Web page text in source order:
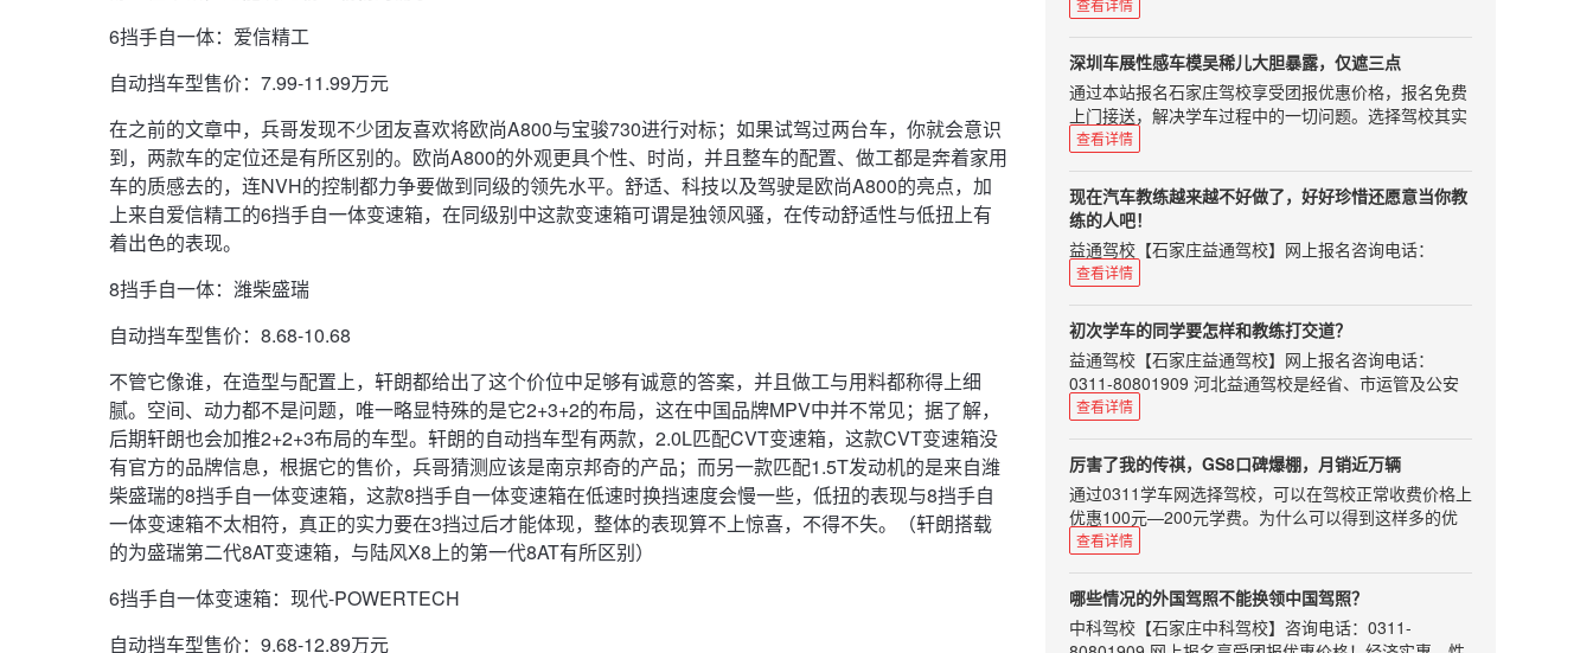
6挡手自一体：爱信精工
自动挡车型售价：7.99-11.99万元
在之前的文章中，兵哥发现不少团友喜欢将欧尚A800与宝骏730进行对标；如果试驾过两台车，你就会意识
到，两款车的定位还是有所区别的。欧尚A800的外观更具个性、时尚，并且整车的配置、做工都是奔着家用
车的质感去的，连NVH的控制都力争要做到同级的领先水平。舒适、科技以及驾驶是欧尚A800的亮点，加
上来自爱信精工的6挡手自一体变速箱，在同级别中这款变速箱可谓是独领风骚，在传动舒适性与低扭上有
着出色的表现。
8挡手自一体：潍柴盛瑞
自动挡车型售价：8.68-10.68
不管它像谁，在造型与配置上，轩朗都给出了这个价位中足够有诚意的答案，并且做工与用料都称得上细
腻。空间、动力都不是问题，唯一略显特殊的是它2+3+2的布局，这在中国品牌MPV中并不常见；据了解，
后期轩朗也会加推2+2+3布局的车型。轩朗的自动挡车型有两款，2.0L匹配CVT变速箱，这款CVT变速箱没
有官方的品牌信息，根据它的售价，兵哥猜测应该是南京邦奇的产品；而另一款匹配1.5T发动机的是来自潍
柴盛瑞的8挡手自一体变速箱，这款8挡手自一体变速箱在低速时换挡速度会慢一些，低扭的表现与8挡手自
一体变速箱不太相符，真正的实力要在3挡过后才能体现，整体的表现算不上惊喜，不得不失。（轩朗搭载
的为盛瑞第二代8AT变速箱，与陆风X8上的第一代8AT有所区别）
6挡手自一体变速箱：现代-POWERTECH
自动挡车型售价：9.68-12.89万元
国家环境保护部机动车环保网进行查询，就可以知道你
吗?在正常情况下，国四的二手车是能在本市进行过户
转让的，部分地区也能跨省或跨市转让。不过根据相关
规定，国四车不能买到大气污染防治重点的地区，比如
京津冀、长三角和珠三角等地区。那国五标准实施后，
国四车会降价吗?按理说商家们为了处理国四车的库
存，是会降价的，不过这还是要看各地区的商家们会怎
么做。虽然是可以在国五出台之前抢购一辆国四车，可
是如果你不打算将它开到报废的话，那还是买国五车比
较好。那进口车都符合国五标准码?目前大部分的进口
车排放标准都是符合国五标准的，可是如果完全放开进
口车的话，可能会有中东(尚还采取欧四标准)和不是很
的。因此实施国五标准之后，最好不要再买低于国五标
准的汽车了，否则最后还是自己吃亏。中科驾校温馨提
醒：请广大学车爱好者结合自己的实际情况，比照本文
看看自己是否存在类似问题，思毅学车网希望您早日拿
到驾驶证，不要犯同样的错误，走弯路！
请牵引车准驾车型的，应当在24周岁以上，50周岁以
下；5.申请大型客车准驾车型的，应当在26周岁以上，
50周岁以下。因此如果您年满60周岁，可以申请小型汽
车、小型自动挡汽车、轻便摩托车准驾，这样学完车之
后代步问题就可以很快得到解决，不过很多驾校目前对
于50周岁以上的学员有一定的制约，比如说加收学费，
领先的学车平台，获得了国内知名风险投资的关注，能
帮您一分钟内挑到好的教练，目前受到很多学员的青
睐。0311学车网接到过很多的学员的电话说在最简单的
项目失误了或者在考试中根本不知道该如何操作了，这
本都是可以避免的，最后都挂在了心理问题，总结来说
驾考调整心态最为关键！
看到地线，所以后视镜要调的非常好才行。而我这两次
考试后视镜都调的不好，别的人给我调，对我来讲没
用，只有自己调好。座椅前移可能导致教练讲的看点不
同而造成入库失败，看点有可能要后移。高度近视使我
看地线吃力反映变慢，也会造成入库失败。平时练车轻
松所以基本上倒库成功，考试紧张而导致失败。没事，
加油，我相信自己可以，最后，相信自己一定行。凯达
驾校服务好通过率高，网上预约报名更优惠！学车选驾
校，看重的是什么？价格？服务？还是通过率？这些都
非常重要！0311学车网www.0311xc.cn推荐您选择石家
庄凯达驾校，相信一定不会让你失望的！想要找一所既
优惠，服务又好，通过率又高的驾校，还真应该好好选
务好，保证质量，通过率高！
业务水平会有一定浮动，希望准备学车的朋友根据自身
恼。如果您选择驾校时不知从何处下手可以来电咨询我
们，咨询电话：0311-80801909、85100859，报名选
驾校免费咨询，学车考驾照全程指导！在昨天晚上我对
北汽EC180这款车型进行了续航里程的测试，我的出发
地点是十里河地铁站，目的地是房山区长阳镇首创奥特
莱斯，地图显示全程34公里大约需要50分钟左右。随后
返程也做了续航里程的测试，起点为长阳首创奥特莱
斯，终点为朝阳公园南门。 在昨
天晚上我对北汽EC180这款车型进行了续航里程的测
试，我的出发地点是十里河地铁站，目的地是房山区长
阳镇首创奥特莱斯，地图显示全程34公里大约需要50分
钟左右。 测试时间是昨晚下班后，车辆电量处于满电状
态，行车电脑显示的续航里程为179km。车辆总行驶里
程为361公里。记录完数据之后将小计里程清零开始今
天的测试。 行驶路线并非导航所示，是根据自己熟悉的
路线来走的。在整个测试过程中，车辆一直处于D挡，
段。 在第一段续航测试的过程中，暖风并非全程开启，
属于间歇使用，温暖了就关上，冷了就打开。全程所用
时间约为50分钟（期间有停车等待交通信号灯的时
间），暖风使用时间大约在15分钟左右。 到达目的地
后车辆显示的剩余续航里程为128km，车辆实际行驶的
里程为37.6公里，车辆总里程显示398km。通过计算，
车辆行车电脑显示的续航里程减少了51km。车辆实际
行驶的里程为37.6km，两者之间相差13.4公里。 随后
返程也做了续航里程的测试，起点为长阳首创奥特莱
查看详情
深圳车展性感车模吴稀儿大胆暴露，仅遮三点
通过本站报名石家庄驾校享受团报优惠价格，报名免费
上门接送，解决学车过程中的一切问题。选择驾校其实
很简单：不管您何种的要求，我们都能为您选择最合适
费咨询电话：0311-80801909、85100859！根绝社会
朋友所述，本站小编认真总结认为裕兴驾校是一所性价
比较高的驾校，值得大家选择。选择我们包年满意！严
格按照物价部门的核定收费的，一次性收费，绝无隐性
收费。如果在学车过程中，遇到有个别教练员向学员
“吃、拿、卡、要”，可进行举报，一经查实，将严惩不
怠。
查看详情
现在汽车教练越来越不好做了，好好珍惜还愿意当你教
练的人吧！
益通驾校【石家庄益通驾校】网上报名咨询电话：
0311-80801909 益通驾校配有全新的“雪铁龙”轿车30
亩，配备理论教室、模拟驾驶教室等各项教学管理设施
设备。小编说2016年刚刚过半，大家都能看出来，今年
在机动车驾驶证考试这件事情上改革不断。这件事情，
其实对于学员和汽车教练，都是让人措手不及的。特别
是对于汽车教练来说，今年势必不容易。在这个时候，
请珍惜那些愿意还挥汗如雨为学员当教练的人吧！那么
今年的教练到底难在哪里呢，听小编来给你分析分析：
1学员对自学直考存在误读去年，关于驾考的改革《意
见》出台后，推出了以自学直考为主的驾考改革措施。
这一下子在学员里面炸开了锅，不管是已经报名的学员
还是有意向报名的学员，心里都开始小小的盘算起来。
而且关于自学直考，网上媒体众说纷纭，许多媒体片面
报导可以脱离驾校，自己参加考试；但实际情况是什么
样呢，大家都不清楚。2居住证改革导致招生难最近，
查看详情
初次学车的同学要怎样和教练打交道？
益通驾校【石家庄益通驾校】网上报名咨询电话：
0311-80801909 河北益通驾校是经省、市运管及公安
交通部门正式批准的培训与考场为一体的标准化驾校。
套考试科目。刚开始学车，许多同学都会问，要怎么样
和教练搞好关系呢？实际上和教练有良好的沟通，不仅
能使你的学车路愉快而充实，而且说不定还能和这位良
师结交成以后生活中的益友。所以初次学车，我们应该
注意以下几个要点。尊重初见教练员应该穿戴整齐，给
教练员留下一个精明干练的印象。而且整齐的着装为你
加分的同时也表明你足够对教练员尊重。在刚开始学车
的过程中说话和行为举止都应该保持礼貌，像对待老师
一样对待你的教练。虽然教练员做的是服务行业，但是
查看详情
厉害了我的传祺，GS8口碑爆棚，月销近万辆
通过0311学车网选择驾校，可以在驾校正常收费价格上
优惠100元—200元学费。为什么可以得到这样多的优
惠呢？本网站作为地方性的学车报名行业网站长期与全
起来的稳定合作关系，形成一个组团报名的形式，驾校
会让利给我们最大的促销价格，所以相比单人普通报名
可以得到更多的优惠。可以说在7座大型SUV里面，传
查看详情
哪些情况的外国驾照不能换领中国驾照？
中科驾校【石家庄中科驾校】咨询电话：0311-